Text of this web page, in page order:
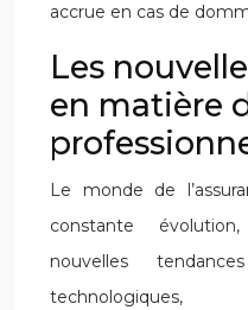
accrue en cas de
Les
en matière
Le monde de
constante
nouvelles
technologiques,